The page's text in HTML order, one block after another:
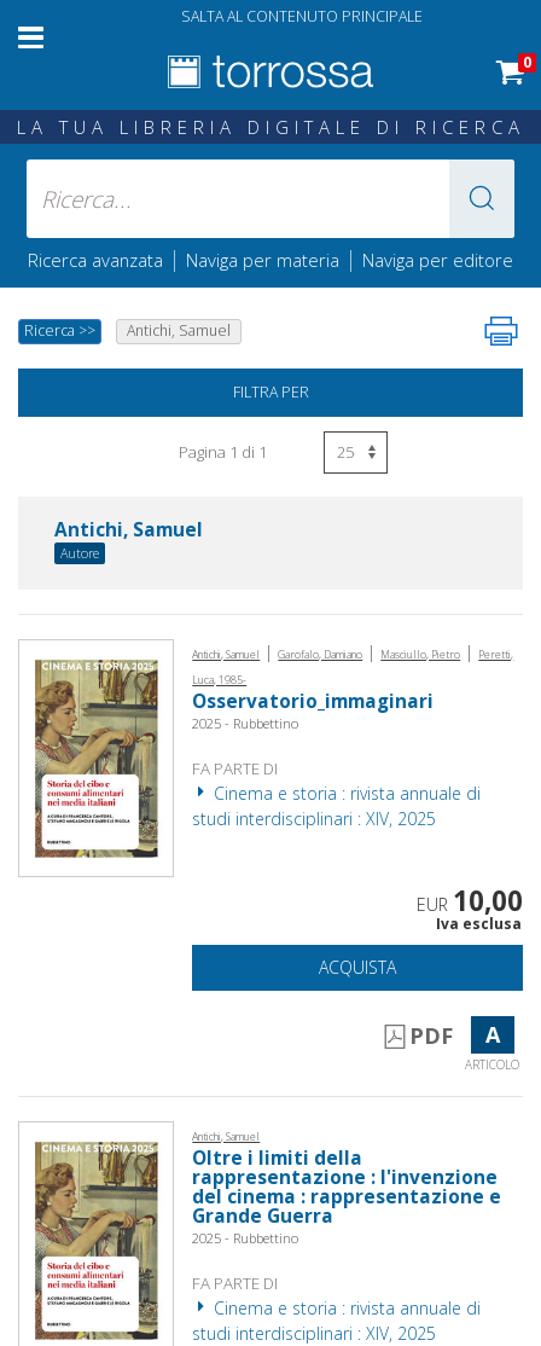
SALTA AL CONTENUTO PRINCIPALE
0
LA TUA LIBRERIA DIGITALE DI RICERCA
Ricerca avanzata | Naviga per materia | Naviga per editore
Ricerca >> Antichi, Samuel
FILTRA PER
Pagina 1 di 1
Antichi, Samuel
Autore
Antichi, Samuel | Garofalo, Damiano | Masciullo, Pietro |
Peretti,
Luca, 1985-
Osservatorio_immaginari
2025 - Rubbettino
FA PARTE DI
Cinema e storia : rivista annuale di
studi interdisciplinari : XIV, 2025
EUR 10,00
Iva esclusa
ACQUISTA
PDF A
ARTICOLO
Antichi, Samuel
Oltre i limiti della
rappresentazione : l'invenzione
del cinema : rappresentazione e
Grande Guerra
2025 - Rubbettino
FA PARTE DI
Cinema e storia : rivista annuale di
studi interdisciplinari : XIV, 2025